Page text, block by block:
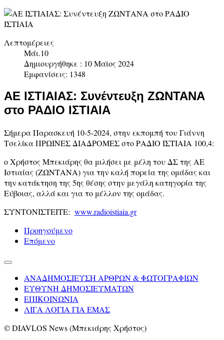
Λεπτομέρειες
Μάι.10
Δημιουργήθηκε : 10 Μαϊος 2024
Εμφανίσεις: 1348
ΑΕ ΙΣΤΙΑΙΑΣ: Συνέντευξη ΖΩΝΤΑΝΑ
στο ΡΑΔΙΟ ΙΣΤΙΑΙΑ
Σήμερα Παρασκευή 10-5-2024, στην εκπομπή του Γιάννη
Τσελίκα ΠΡΩΙΝΕΣ ΔΙΑΔΡΟΜΕΣ στο ΡΑΔΙΟ ΙΣΤΙΑΙΑ 100,4:
ο Χρήστος Μπεκιάρης θα μιλήσει με μέλη του ΔΣ της ΑΕ
Ιστιαίας (ΖΩΝΤΑΝΑ) για την καλή πορεία της ομάδας και
την κατάκτηση της 5ης θέσης στην μεγάλη κατηγορία της
Εύβοιας, αλλά και για το μέλλον της ομάδας.
ΣΥΝΤΟΝΙΣΤΕΙΤΕ: www.radioistiaia.gr
Προηγούμενο
Επόμενο
ΑΝΑΔΗΜΟΣΙΕΥΣΗ ΑΡΘΡΩΝ & ΦΩΤΟΓΡΑΦΙΩΝ
ΕΥΘΥΝΗ ΔΗΜΟΣΙΕΥΜΑΤΩΝ
ΕΠΙΚΟΙΝΩΝΙΑ
ΛΙΓΑ ΛΟΓΙΑ ΓΙΑ ΕΜΑΣ
© DIAVLOS News (Μπεκιάρης Χρήστος)